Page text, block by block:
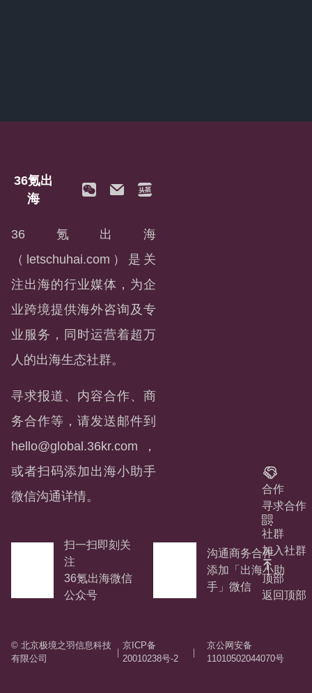
合作
寻求合作
社群
加入社群
顶部
返回顶部
36氪出
海
36氪出海
（letschuhai.com）是关
注出海的行业媒体，为企
业跨境提供海外咨询及专
业服务，同时运营着超万
人的出海生态社群。
寻求报道、内容合作、商
务合作等，请发送邮件到
hello@global.36kr.com ，
或者扫码添加出海小助手
微信沟通详情。
扫一扫即刻关
注
36氪出海微信
公众号
沟通商务合作
添加「出海小助
手」微信
© 北京极境之羽信息科技
有限公司
｜
京ICP备
20010238号-2
｜
京公网安备
11010502044070号